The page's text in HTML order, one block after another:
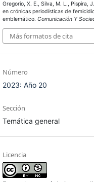
Gregorio, X. E., Silva, M. L., Pispira,
en crónicas periodísticas de
emblemático. Comunicación Y
Más formatos de cita
Número
2023: Año 20
Sección
Temática general
Licencia